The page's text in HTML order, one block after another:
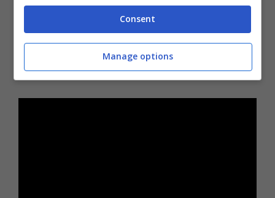
stato un punto di riferimento, un interprete
capace di aggiornare il proprio repertorio
rimanendo competitivo su più fronti.
Consent
Manage options